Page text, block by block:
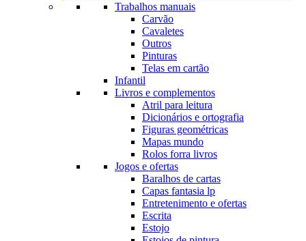
Trabalhos manuais
Carvão
Cavaletes
Outros
Pinturas
Telas em cartão
Infantil
Livros e complementos
Atril para leitura
Dicionários e ortografia
Figuras geométricas
Mapas mundo
Rolos forra livros
Jogos e ofertas
Baralhos de cartas
Capas fantasia lp
Entretenimento e ofertas
Escrita
Estojo